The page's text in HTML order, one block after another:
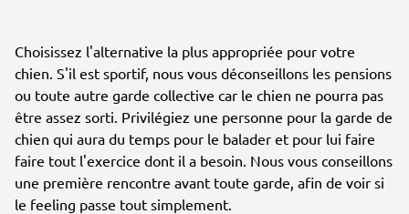
Choisissez l'alternative la plus appropriée pour votre
chien. S'il est sportif, nous vous déconseillons les pensions
ou toute autre garde collective car le chien ne pourra pas
être assez sorti. Privilégiez une personne pour la garde de
chien qui aura du temps pour le balader et pour lui faire
faire tout l'exercice dont il a besoin. Nous vous conseillons
une première rencontre avant toute garde, afin de voir si
le feeling passe tout simplement.